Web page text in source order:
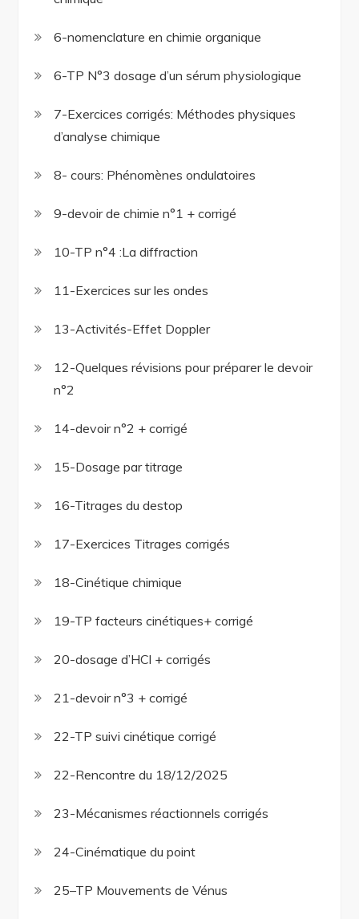
6-nomenclature en chimie organique
6-TP N°3 dosage d’un sérum physiologique
7-Exercices corrigés: Méthodes physiques
d’analyse chimique
8- cours: Phénomènes ondulatoires
9-devoir de chimie n°1 + corrigé
10-TP n°4 :La diffraction
11-Exercices sur les ondes
13-Activités-Effet Doppler
12-Quelques révisions pour préparer le devoir
n°2
14-devoir n°2 + corrigé
15-Dosage par titrage
16-Titrages du destop
17-Exercices Titrages corrigés
18-Cinétique chimique
19-TP facteurs cinétiques+ corrigé
20-dosage d’HCl + corrigés
21-devoir n°3 + corrigé
22-TP suivi cinétique corrigé
22-Rencontre du 18/12/2025
23-Mécanismes réactionnels corrigés
24-Cinématique du point
25–TP Mouvements de Vénus